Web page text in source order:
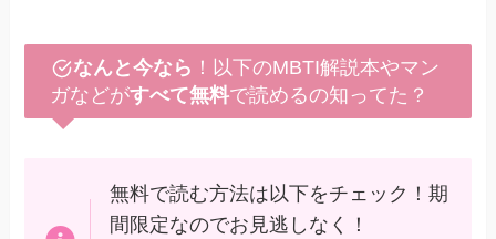
なんと今なら ！以下のMBTI解説本やマン
ガなどがすべて無料で読めるの知ってた？
無料で読む方法は以下をチェック！期
間限定なのでお見逃しなく！